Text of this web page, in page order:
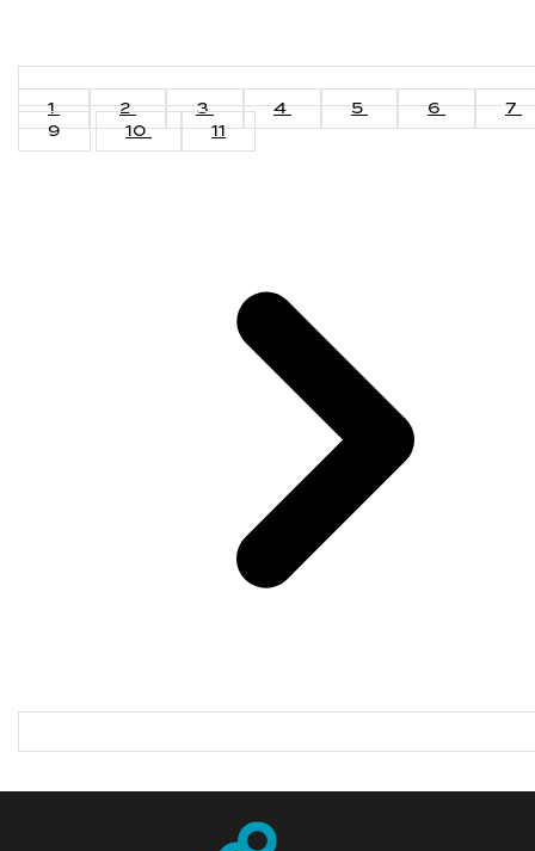
1 2 3 4 5 6
7
9
10 11